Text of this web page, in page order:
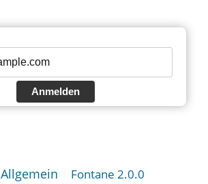
Anmelden
Allgemein Fontane 2.0.0